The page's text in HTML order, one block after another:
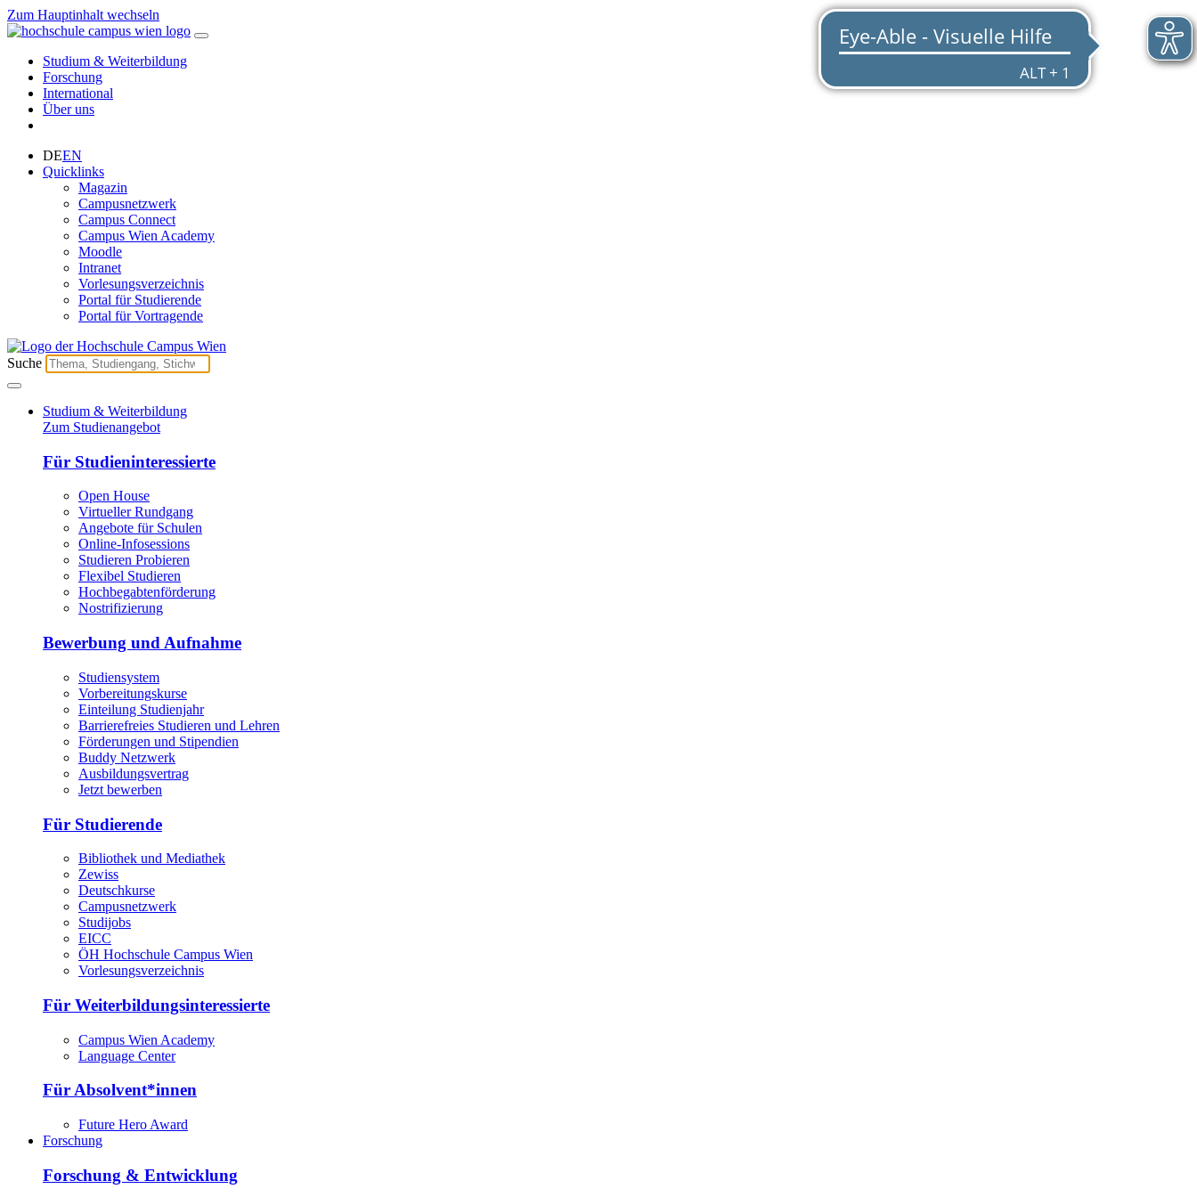
Zum Hauptinhalt wechseln
Studium & Weiterbildung
Forschung
International
Über uns
DEEN
Quicklinks
Magazin
Campusnetzwerk
Campus Connect
Campus Wien Academy
Moodle
Intranet
Vorlesungsverzeichnis
Portal für Studierende
Portal für Vortragende
Suche
Studium & Weiterbildung
Zum Studienangebot
Für Studieninteressierte
Open House
Virtueller Rundgang
Angebote für Schulen
Online-Infosessions
Studieren Probieren
Flexibel Studieren
Hochbegabtenförderung
Nostrifizierung
Bewerbung und Aufnahme
Studiensystem
Vorbereitungskurse
Einteilung Studienjahr
Barrierefreies Studieren und Lehren
Förderungen und Stipendien
Buddy Netzwerk
Ausbildungsvertrag
Jetzt bewerben
Für Studierende
Bibliothek und Mediathek
Zewiss
Deutschkurse
Campusnetzwerk
Studijobs
EICC
ÖH Hochschule Campus Wien
Vorlesungsverzeichnis
Für Weiterbildungsinteressierte
Campus Wien Academy
Language Center
Für Absolvent*innen
Future Hero Award
Forschung
Forschung & Entwicklung